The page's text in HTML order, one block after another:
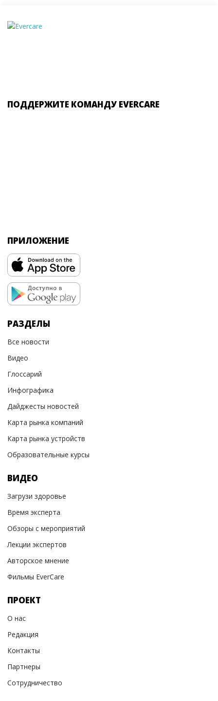
ПОДДЕРЖИТЕ КОМАНДУ EVERCARE
ПРИЛОЖЕНИЕ
РАЗДЕЛЫ
Все новости
Видео
Глоссарий
Инфографика
Дайджесты новостей
Карта рынка компаний
Карта рынка устройств
Образовательные курсы
ВИДЕО
Загрузи здоровье
Время эксперта
Обзоры с мероприятий
Лекции экспертов
Авторское мнение
Фильмы EverCare
ПРОЕКТ
О нас
Редакция
Контакты
Партнеры
Сотрудничество